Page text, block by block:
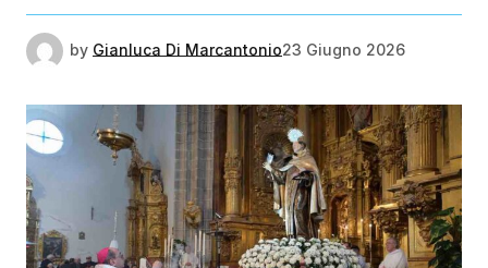
by Gianluca Di Marcantonio23 Giugno 2026